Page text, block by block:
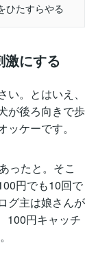
ひたすらやる
激にする
。とはいえ、
が後ろ向きで歩
ケーです。
ったと。そこ
円でも10回で
グ主は娘さんが
100円キャッチ